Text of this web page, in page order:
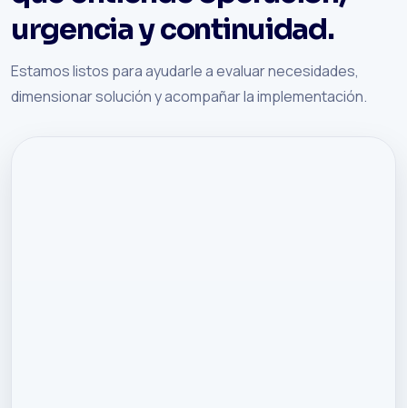
urgencia y continuidad.
Estamos listos para ayudarle a evaluar necesidades,
dimensionar solución y acompañar la implementación.